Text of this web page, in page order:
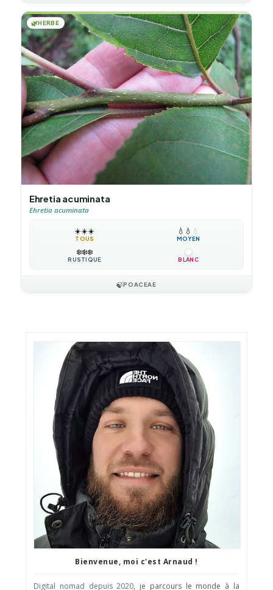
🌿HERBE
Ehretia acuminata
Ehretia acuminata
☀️☀️☀️
TOUS
💧 💧 💧
MOYEN
❄️❄️❄️
RUSTIQUE BLANC
🍃POACEAE
Bienvenue, moi c'est Arnaud !
Digital nomad depuis 2020, je parcours le monde à la